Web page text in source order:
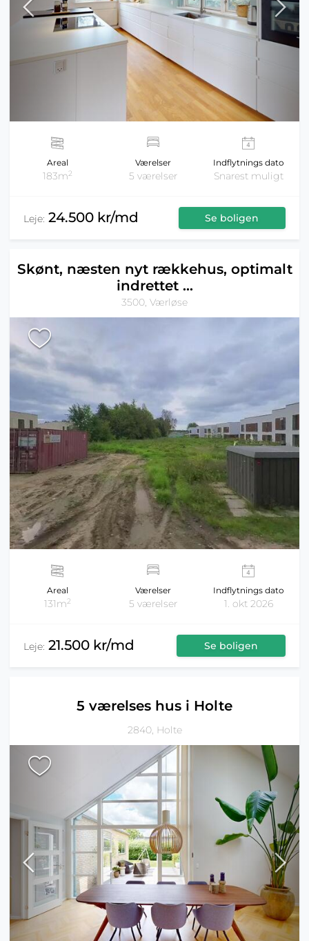
Areal
183m2
Værelser
5 værelser
Indflytnings dato
Snarest muligt
Leje: 24.500 kr/md Se boligen
Skønt, næsten nyt rækkehus, optimalt
indrettet ...
3500, Værløse
Areal
131m2
Værelser
5 værelser
Indflytnings dato
1. okt 2026
Leje: 21.500 kr/md Se boligen
5 værelses hus i Holte
2840, Holte